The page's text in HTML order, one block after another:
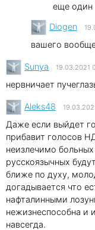
еще
Diogen
вашего
Sunya 19.03.2021
нервничает
Aleks48
Даже если выйдет
прибавит голосов
неизлечимо
русскоязычных
ближе по духу,
догадывается что
нафталинными
нежизнеспособна и
навсегда.